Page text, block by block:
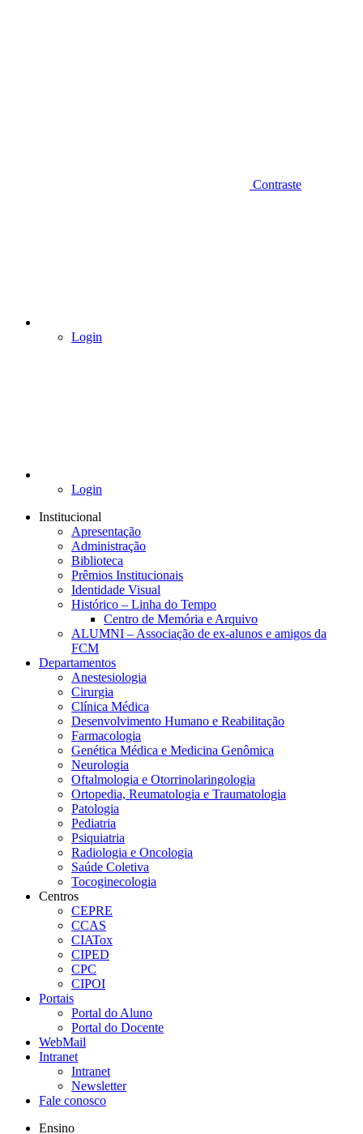
Contraste
Login
Login
Institucional
Apresentação
Administração
Biblioteca
Prêmios Institucionais
Identidade Visual
Histórico – Linha do Tempo
Centro de Memória e Arquivo
ALUMNI – Associação de ex-alunos e amigos da
FCM
Departamentos
Anestesiologia
Cirurgia
Clínica Médica
Desenvolvimento Humano e Reabilitação
Farmacologia
Genética Médica e Medicina Genômica
Neurologia
Oftalmologia e Otorrinolaringologia
Ortopedia, Reumatologia e Traumatologia
Patologia
Pediatria
Psiquiatria
Radiologia e Oncologia
Saúde Coletiva
Tocoginecologia
Centros
CEPRE
CCAS
CIATox
CIPED
CPC
CIPOI
Portais
Portal do Aluno
Portal do Docente
WebMail
Intranet
Intranet
Newsletter
Fale conosco
Ensino